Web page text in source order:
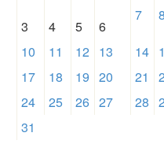
3 4 5 6
7 8
10 11 12 13 14
17
18 19 20 21
24
25 26 27 28
31